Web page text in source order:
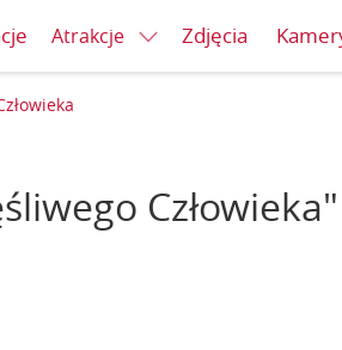
Atrakcje Zdjęcia
Człowieka"